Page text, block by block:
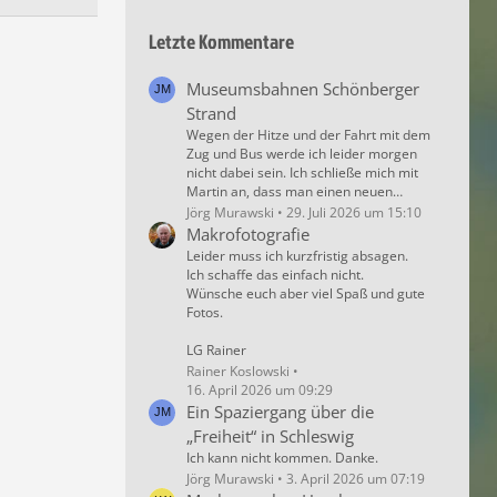
Letzte Kommentare
Museumsbahnen Schönberger
Strand
Wegen der Hitze und der Fahrt mit dem
Zug und Bus werde ich leider morgen
nicht dabei sein. Ich schließe mich mit
Martin an, dass man einen neuen…
Jörg Murawski
29. Juli 2026 um 15:10
Makrofotografie
Leider muss ich kurzfristig absagen.
Ich schaffe das einfach nicht.
Wünsche euch aber viel Spaß und gute
Fotos.
LG Rainer
Rainer Koslowski
16. April 2026 um 09:29
Ein Spaziergang über die
„Freiheit“ in Schleswig
Ich kann nicht kommen. Danke.
Jörg Murawski
3. April 2026 um 07:19